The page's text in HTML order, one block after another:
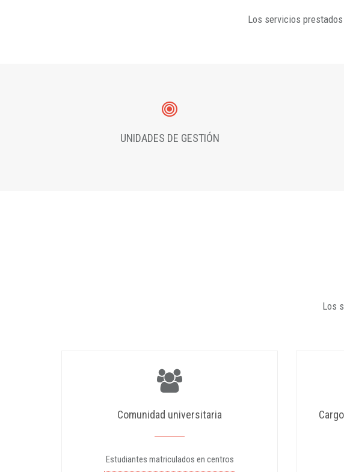
Los servicios
UNIDADES DE GESTIÓN
Los
Comunidad universitaria
Estudiantes matriculados en centros